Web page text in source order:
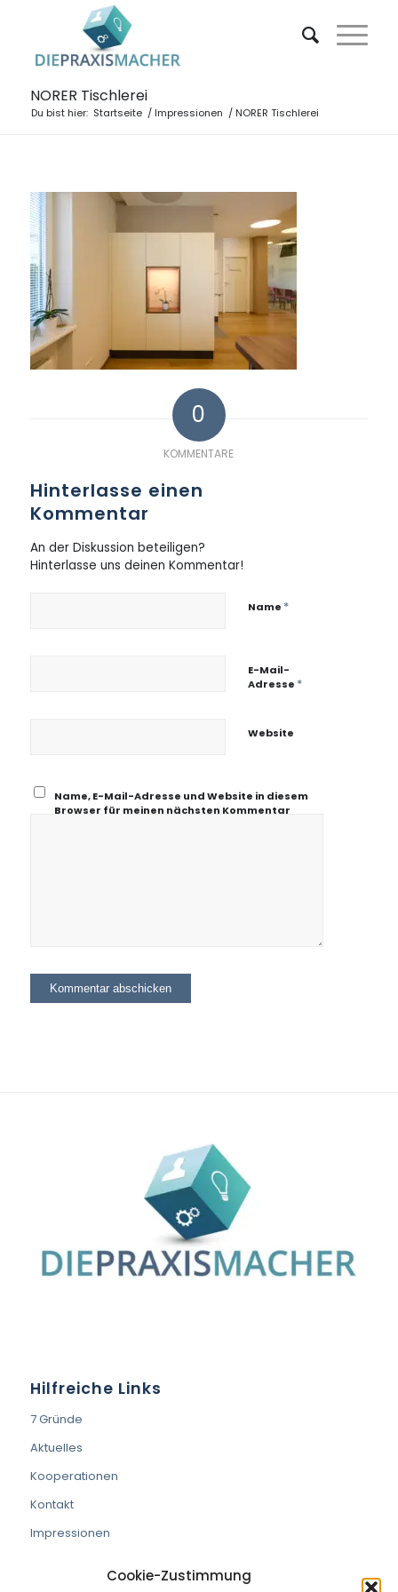
Cookie-Zustimmung
NORER Tischlerei
Du bist hier: Startseite / Impressionen / NORER Tischlerei
0
KOMMENTARE
Hinterlasse einen
Kommentar
An der Diskussion beteiligen?
Hinterlasse uns deinen Kommentar!
Name *
E-Mail-
Adresse *
Website
Name, E-Mail-Adresse und Website in diesem
Browser für meinen nächsten Kommentar
Hilfreiche Links
7 Gründe
Aktuelles
Kooperationen
Kontakt
Impressionen